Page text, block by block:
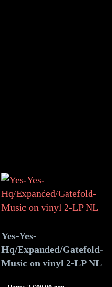
Yes-Yes-
Hq/Expanded/Gatefold-
Music on vinyl 2-LP NL